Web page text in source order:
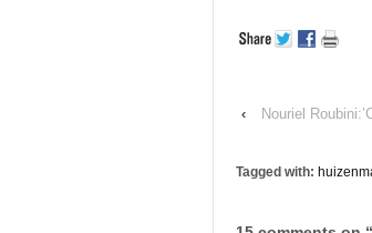
‹
Nouriel
Tagged with: